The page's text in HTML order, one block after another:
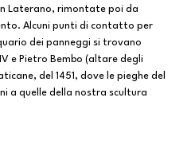
Laterano, rimontate poi da
Alcuni punti di contatto per
dei panneggi si trovano
e Pietro Bembo (altare degli
del 1451, dove le pieghe del
a quelle della nostra scultura